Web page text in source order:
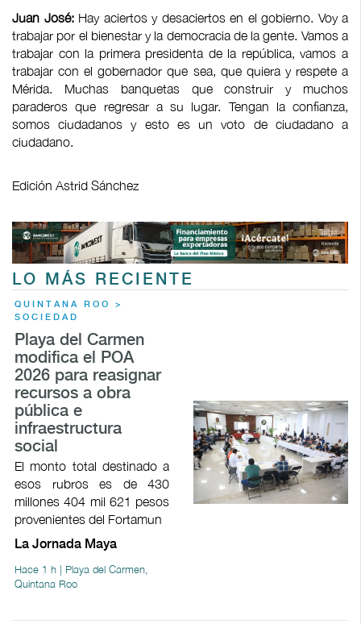
Juan José:Hay aciertos y desaciertos en el gobierno. Voy a
trabajar por el bienestar y la democracia de la gente. Vamos a
trabajar con la primera presidenta de la república, vamos a
trabajar con el gobernador que sea, que quiera y respete a
Mérida. Muchas banquetas que construir y muchos
paraderos que regresar a su lugar. Tengan la confianza,
somos ciudadanos y esto es un voto de ciudadano a
ciudadano.
Edición Astrid Sánchez
LO MÁS RECIENTE
QUINTANA ROO >
SOCIEDAD
Playa del Carmen
modifica el POA
2026 para reasignar
recursos a obra
pública e
infraestructura
social
El monto total destinado a
esos rubros es de 430
millones 404 mil 621 pesos
provenientes del Fortamun
La Jornada Maya
Hace 1 h | Playa del Carmen,
Quintana Roo